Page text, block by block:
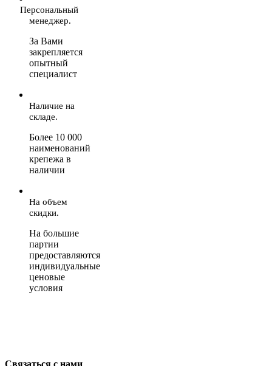
Персональный
менеджер.
За Вами
закрепляется
опытный
специалист
Наличие на
складе.
Более 10 000
наименований
крепежа в
наличии
На объем
скидки.
На большие
партии
предоставляются
индивидуальные
ценовые
условия
Связаться с нами